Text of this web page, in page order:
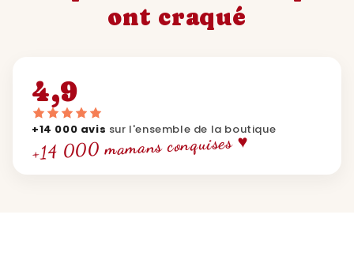
ont craqué
4,9
+14 000 avis sur l'ensemble de la boutique
+14 000 mamans conquises ♥